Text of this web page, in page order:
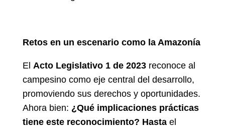
Retos en un escenario como la Amazonía
El Acto Legislativo 1 de 2023 reconoce al
campesino como eje central del desarrollo,
promoviendo sus derechos y oportunidades.
Ahora bien: ¿Qué implicaciones prácticas
tiene este reconocimiento? Hastael